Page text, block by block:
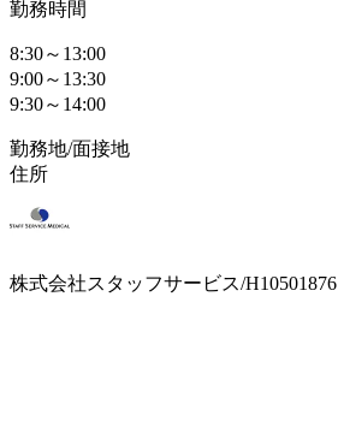
勤務時間
8:30～13:00
9:00～13:30
9:30～14:00
勤務地/面接地
住所
株式会社スタッフサービス/H10501876